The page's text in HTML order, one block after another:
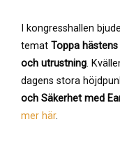
I kongresshallen
temat Toppa
och utrustning.
dagens stora
och Säkerhet med
mer här.